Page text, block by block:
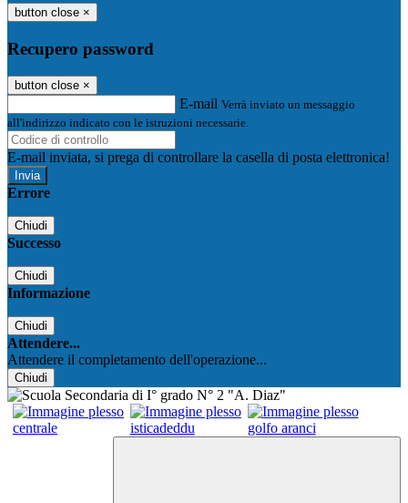
button close ×
Recupero password
button close ×
E-mail Verrà inviato un messaggio
all'indirizzo indicato con le istruzioni necessarie.
E-mail inviata, si prega di controllare la casella di posta elettronica!
Errore
Chiudi
Successo
Chiudi
Informazione
Chiudi
Attendere...
Attendere il completamento dell'operazione...
Chiudi